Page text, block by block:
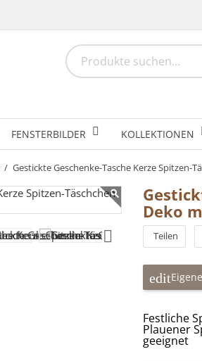
FENSTERBILDER KOLLEKTIONEN
Gestickte Geschenke-Tasche Kerze Spitzen-
Deko
Teilen
Festliche
Plauener
geeignet